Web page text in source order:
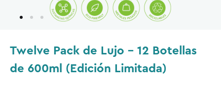
Twelve Pack de Lujo – 12 Botellas
de 600ml (Edición Limitada)